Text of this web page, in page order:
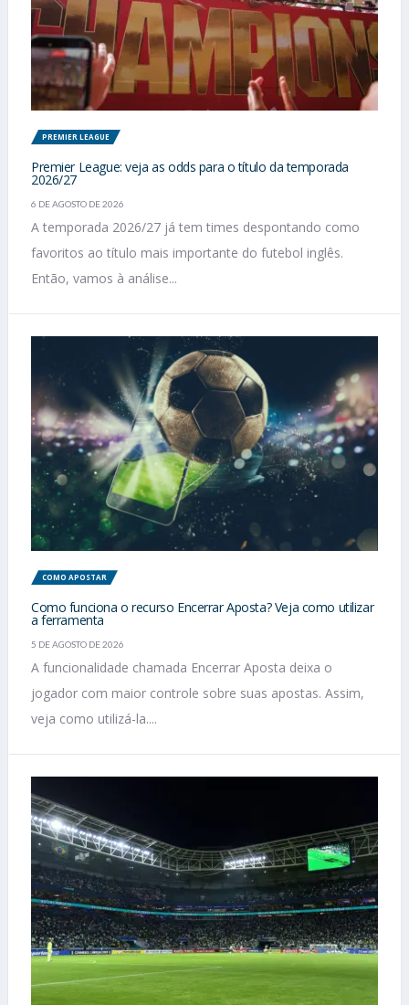
PREMIER LEAGUE
Premier League: veja as odds para o título da temporada
2026/27
6 DE AGOSTO DE 2026
A temporada 2026/27 já tem times despontando como
favoritos ao título mais importante do futebol inglês.
Então, vamos à análise...
COMO APOSTAR
Como funciona o recurso Encerrar Aposta? Veja como utilizar
a ferramenta
5 DE AGOSTO DE 2026
A funcionalidade chamada Encerrar Aposta deixa o
jogador com maior controle sobre suas apostas. Assim,
veja como utilizá-la....